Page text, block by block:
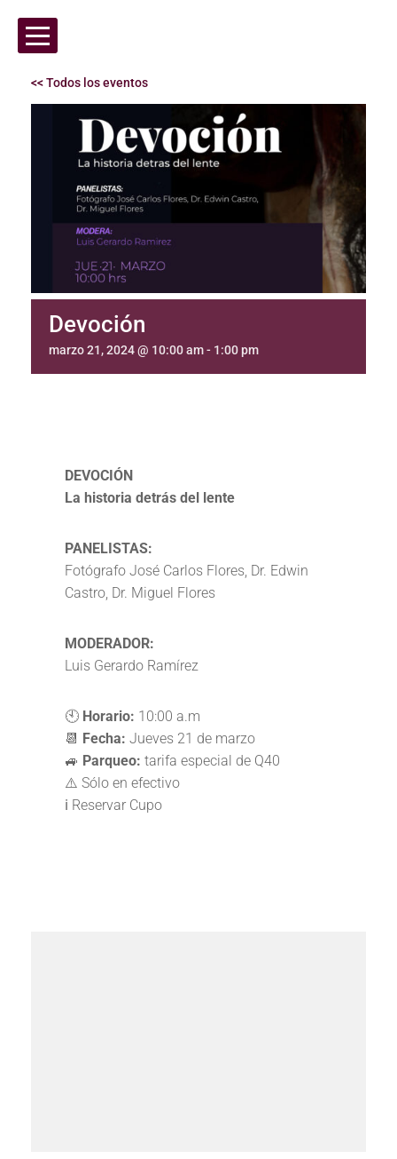
<< Todos los eventos
Devoción
marzo 21, 2024 @ 10:00 am- 1:00 pm
DEVOCIÓN
La historia detrás del lente
PANELISTAS:
Fotógrafo José Carlos Flores, Dr. Edwin
Castro, Dr. Miguel Flores
MODERADOR:
Luis Gerardo Ramírez
🕙 Horario: 10:00 a.m
📆 Fecha: Jueves 21 de marzo
🚙 Parqueo: tarifa especial de Q40
⚠️ Sólo en efectivo
ℹ️ Reservar Cupo